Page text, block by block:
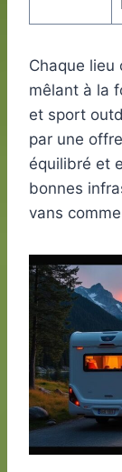
Chaque
mêlant à la
et sport
par une
équilibré et
bonnes
vans